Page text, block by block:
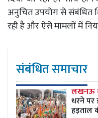
अनुचित उपयोग से संबंधित
रही है और ऐसे मामलों में
संबंधित समाचार
लखनऊ
धरने पर
हड़ताल